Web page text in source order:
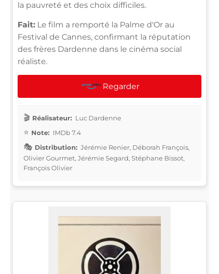
la pauvreté et des choix difficiles.
Fait: Le film a remporté la Palme d'Or au
Festival de Cannes, confirmant la réputation
des frères Dardenne dans le cinéma social
réaliste.
Regarder
Réalisateur: Luc Dardenne
Note: IMDb 7.4
Distribution: Jérémie Renier, Déborah François,
Olivier Gourmet, Jérémie Segard, Stéphane Bissot,
François Olivier